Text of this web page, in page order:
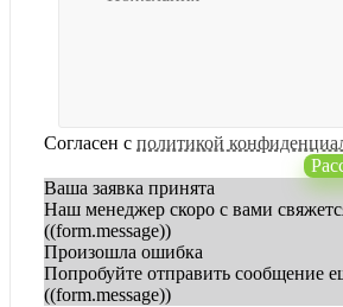
Согласен с политикой
Ваша заявка принята
Наш менеджер скоро с вами
((form.message))
Произошла ошибка
Попробуйте отправить сообщение
((form.message))